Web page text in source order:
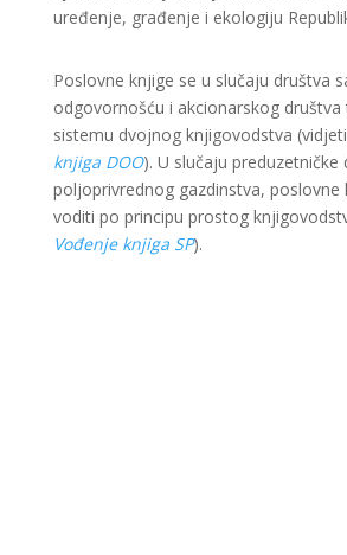
uređenje, građenje i ekologiju
Poslovne knjige se u slučaju društva
odgovornošću i akcionarskog
sistemu dvojnog knjigovodstva
knjiga DOO). U slučaju preduzetničke
poljoprivrednog gazdinstva, poslovne
voditi po principu prostog
Vođenje knjiga SP).